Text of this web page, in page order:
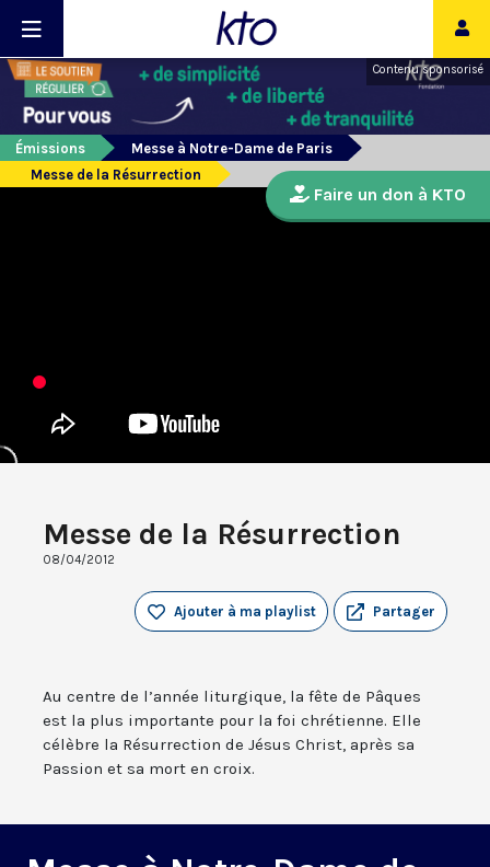
Contenu sponsorisé
Émissions
Messe à Notre-Dame de Paris
Messe de la Résurrection
Messe de la Résurrection
08/04/2012
Partager
Ajouter à ma playlist
Au centre de l’année liturgique, la fête de Pâques
est la plus importante pour la foi chrétienne. Elle
célèbre la Résurrection de Jésus Christ, après sa
Passion et sa mort en croix.
Faire un don à KTO